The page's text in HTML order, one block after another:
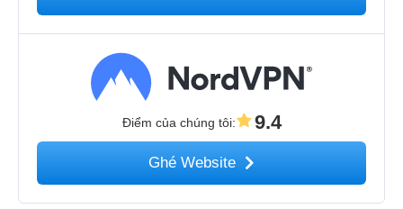
Điểm của chúng tôi: 9.4
Ghé Website